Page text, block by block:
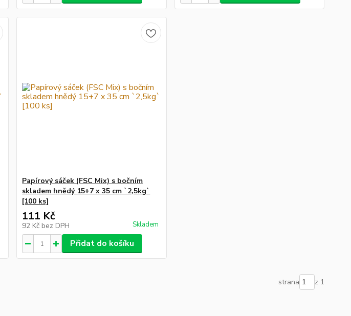
Papírový sáček (FSC Mix) s bočním
skladem hnědý 15+7 x 35 cm `2,5kg`
[100 ks]
111 Kč
92 Kč bez DPH Skladem
Přidat do košíku
strana z 1